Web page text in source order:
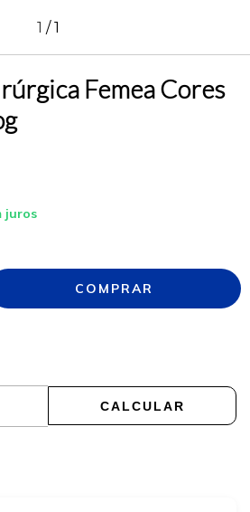
1 /1
Femea Cores
juros
CALCULAR